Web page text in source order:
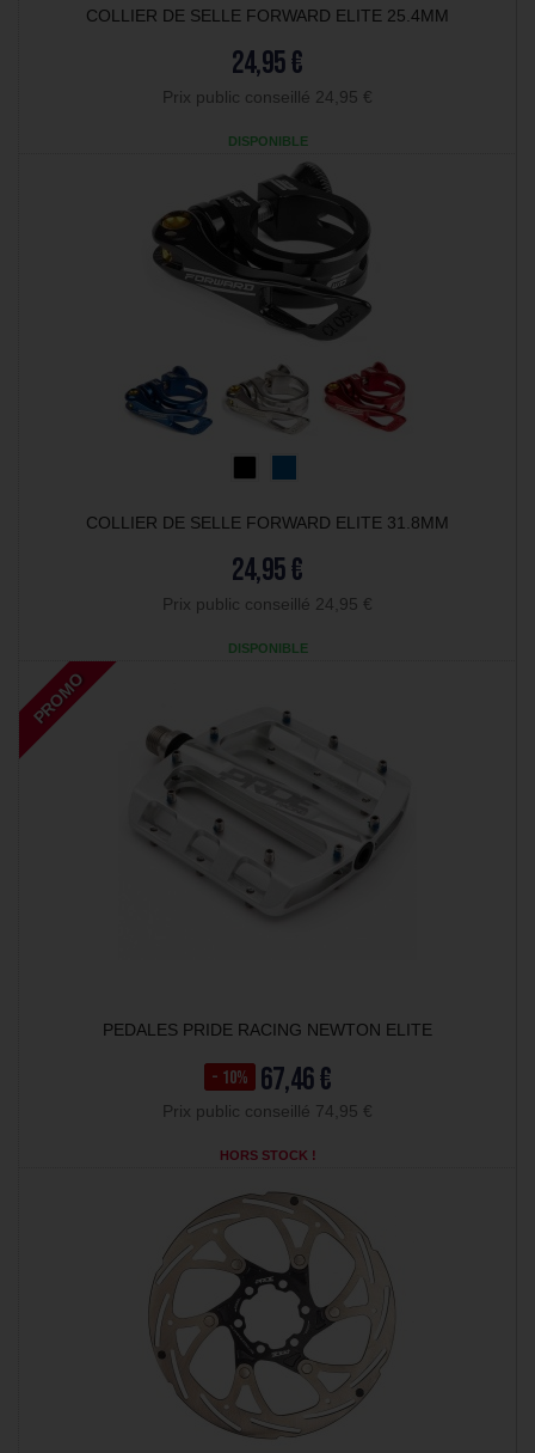
COLLIER DE SELLE FORWARD ELITE 25.4MM
24,95 €
Prix public conseillé 24,95 €
DISPONIBLE
COLLIER DE SELLE FORWARD ELITE 31.8MM
24,95 €
Prix public conseillé 24,95 €
DISPONIBLE
PROMO
PEDALES PRIDE RACING NEWTON ELITE
- 10% 67,46 €
Prix public conseillé 74,95 €
HORS STOCK !